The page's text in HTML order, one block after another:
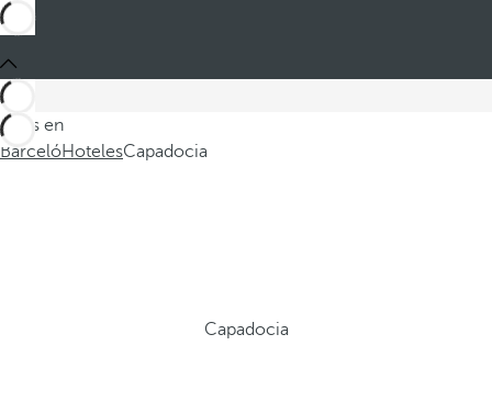
Estás en
BarcelóHotelesCapadocia
Capadocia